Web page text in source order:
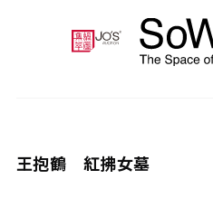
王抱鶴 紅拂女墓